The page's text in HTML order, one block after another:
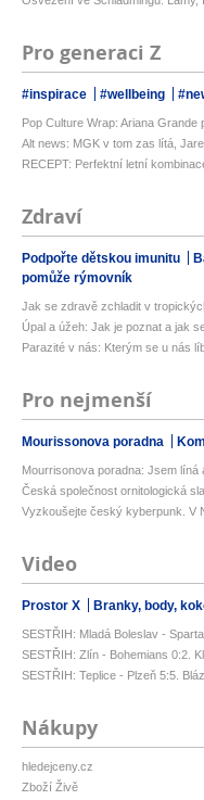
Pro generaci Z
#inspirace #wellbeing
Pop Culture Wrap: Ariana Grande
Alt news: MGK v tom zas lítá,
RECEPT: Perfektní letní
Zdraví
Podpořte dětskou imunitu
pomůže rýmovník
Jak se zdravě zchladit v
Úpal a úžeh: Jak je poznat a jak
Parazité v nás: Kterým se u nás
Pro nejmenší
Mourissonova poradna
Mourrisonova poradna: Jsem líná
Česká společnost ornitologická
Vyzkoušejte český kyberpunk. V
Video
Prostor X Branky, body,
SESTŘIH: Mladá Boleslav -
SESTŘIH: Zlín - Bohemians 0:2.
SESTŘIH: Teplice - Plzeň 5:5.
Nákupy
hledejceny.cz
Zboží Živě